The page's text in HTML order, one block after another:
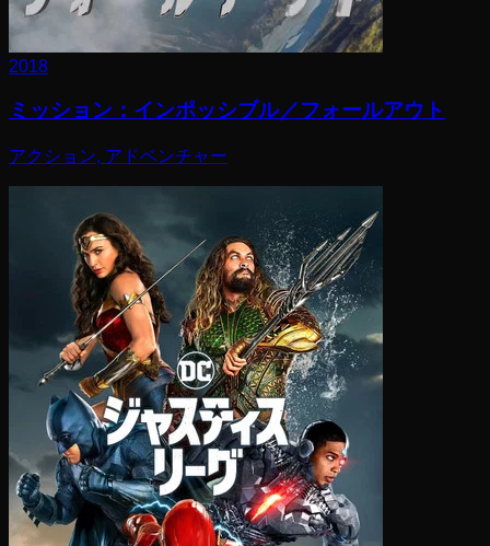
2018
ミッション：インポッシブル／フォールアウト
アクション, アドベンチャー